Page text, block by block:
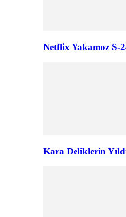
Netflix Yakamoz S-
Kara Deliklerin